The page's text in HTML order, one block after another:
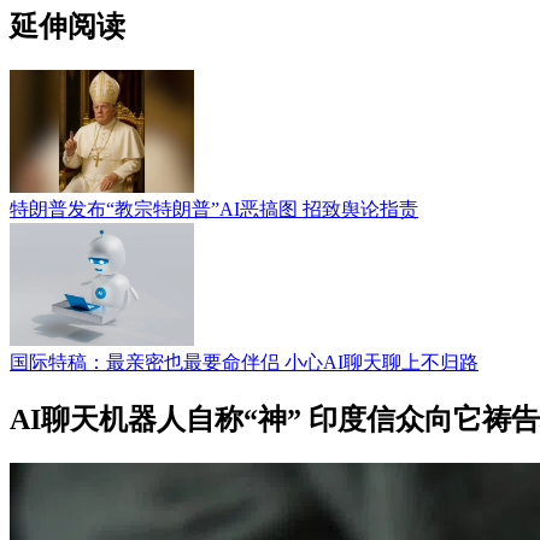
延伸阅读
特朗普发布“教宗特朗普”AI恶搞图 招致舆论指责
国际特稿：最亲密也最要命伴侣 小心AI聊天聊上不归路
AI聊天机器人自称“神” 印度信众向它祷